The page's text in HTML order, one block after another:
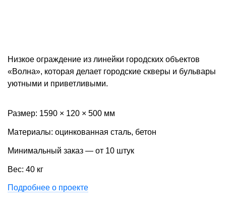
Низкое ограждение из линейки городских объектов
«Волна», которая делает городские скверы и бульвары
уютными и приветливыми.
Размер: 1590 × 120 × 500 мм
Материалы: оцинкованная сталь, бетон
Минимальный заказ — от 10 штук
Вес: 40 кг
Подробнее о проекте